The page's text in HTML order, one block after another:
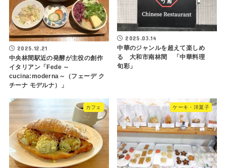
2025.12.21
中央林間駅近の発酵が主役の創作
イタリアン「Fede ～
cucina:moderna～（フェーデ ク
チーナ モデルナ）」
2025.03.14
中華のジャンルを超えて楽しめ
る 大和市南林間 「中華料理
旬彩」
カフェ ケーキ・洋菓子